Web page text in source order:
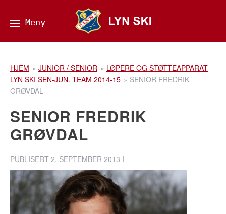
HJEM » JUNIOR / SENIOR » LØPERE OG STØTTEAPPARAT
LYN SKI SEN-JUN. TEAM 2014-15 » SENIOR FREDRIK
GRØVDAL
SENIOR FREDRIK
GRØVDAL
PUBLISERT 2. SEPTEMBER 2013 I